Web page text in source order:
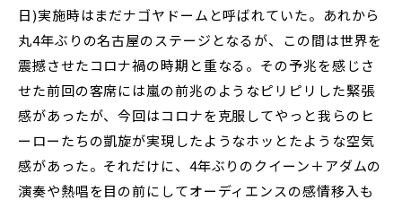
日)実施時はまだナゴヤドームと呼ばれていた。あれから
丸4年ぶりの名古屋のステージとなるが、この間は世界を
震撼させたコロナ禍の時期と重なる。その予兆を感じさ
せた前回の客席には嵐の前兆のようなピリピリした緊張
感があったが、今回はコロナを克服してやっと我らのヒ
ーローたちの凱旋が実現したようなホッとたような空気
感があった。それだけに、4年ぶりのクイーン＋アダムの
演奏や熱唱を目の前にしてオーディエンスの感情移入も